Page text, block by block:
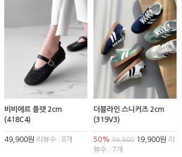
비비에르 플랫 2cm
(418C4)
49,900원 리뷰수 : 8개
더블라인 스니커즈 2cm
(319V3)
50% 39,90019,900원 리
뷰수 : 7개